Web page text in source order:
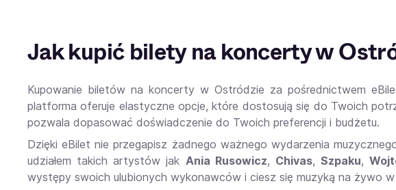
Jak kupić bilety na koncerty w
Kupowanie biletów na koncerty w Ostródzie za pośrednictwem
platforma oferuje elastyczne opcje, które dostosują się do Twoich
pozwala dopasować doświadczenie do Twoich preferencji i budżetu.
Dzięki eBilet nie przegapisz żadnego ważnego wydarzenia
udziałem takich artystów jak Ania Rusowicz, Chivas,Szpaku,
występy swoich ulubionych wykonawców i ciesz się muzyką na żywo